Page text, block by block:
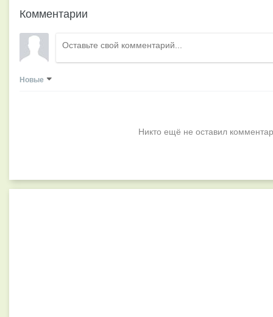
Комментарии
Новые
Никто ещё не оставил